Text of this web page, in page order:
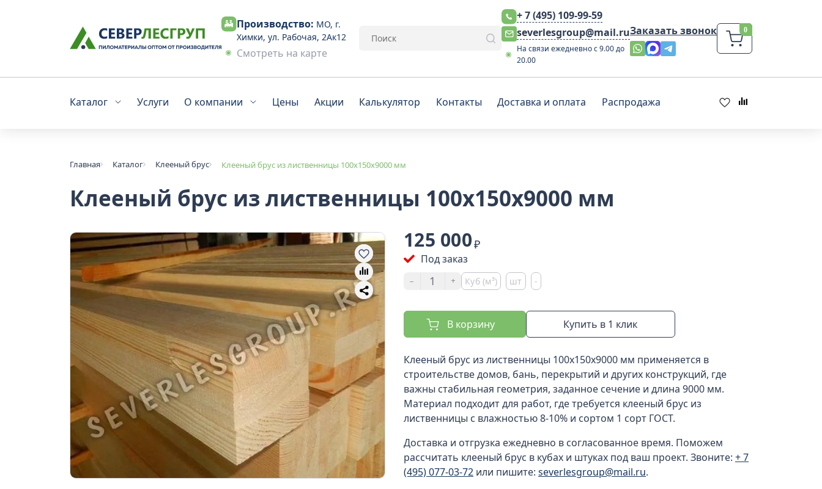
Производство: МО, г.
Химки, ул. Рабочая, 2Ак12
Смотреть на карте
+ 7 (495) 109-99-59
severlesgroup@mail.ru
На связи ежедневно с 9.00 до
20.00
Заказать звонок
Каталог Услуги О компании Цены Акции Калькулятор Контакты Доставка и оплата Распродажа
Главная Каталог Клееный брус Клееный брус из лиственницы 100x150x9000 мм
Клееный брус из лиственницы 100x150x9000 мм
125 000₽
Под заказ
-
+ Куб (м³) шт -
В корзину Купить в 1 клик
Клееный брус из лиственницы 100x150x9000 мм применяется в
строительстве домов, бань, перекрытий и других конструкций, где
важны стабильная геометрия, заданное сечение и длина 9000 мм.
Материал подходит для работ, где требуется клееный брус из
лиственницы с влажностью 8-10% и сортом 1 сорт ГОСТ.
Доставка и отгрузка ежедневно в согласованное время. Поможем
рассчитать клееный брус в кубах и штуках под ваш проект. Звоните: + 7
(495) 077-03-72 или пишите: severlesgroup@mail.ru.